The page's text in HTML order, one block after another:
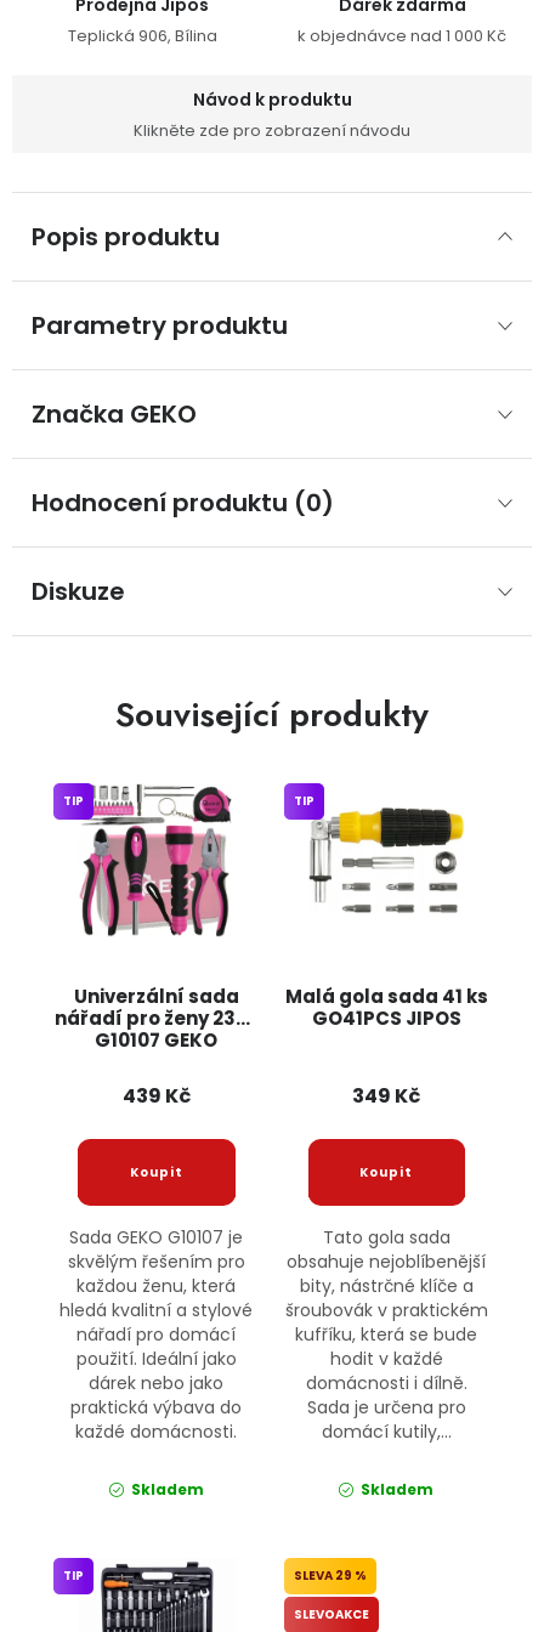
Prodejna Jipos
Teplická 906, Bílina
Dárek zdarma
k objednávce nad 1 000 Kč
Návod k produktu
Klikněte zde pro zobrazení návodu
Popis produktu
Parametry produktu
Značka GEKO
Hodnocení produktu (0)
Diskuze
Související produkty
Univerzální sada
nářadí pro ženy 23ks
G10107 GEKO
TIP
439 Kč
Sada GEKO G10107 je
skvělým řešením pro
každou ženu, která
hledá kvalitní a stylové
nářadí pro domácí
použití. Ideální jako
dárek nebo jako
praktická výbava do
každé domácnosti.
Skladem
Malá gola sada 41 ks
GO41PCS JIPOS
TIP
349 Kč
Tato gola sada
obsahuje nejoblíbenější
bity, nástrčné klíče a
šroubovák v praktickém
kufříku, která se bude
hodit v každé
domácnosti i dílně.
Sada je určena pro
domácí kutily,...
Skladem
TIP 29 %
SLEVOAKCE